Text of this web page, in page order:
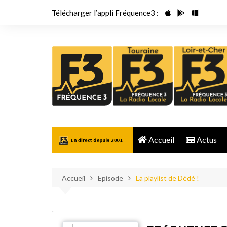
Télécharger l’appli Fréquence3 :
Accueil Actus
Accueil Episode La playlist de Dédé !